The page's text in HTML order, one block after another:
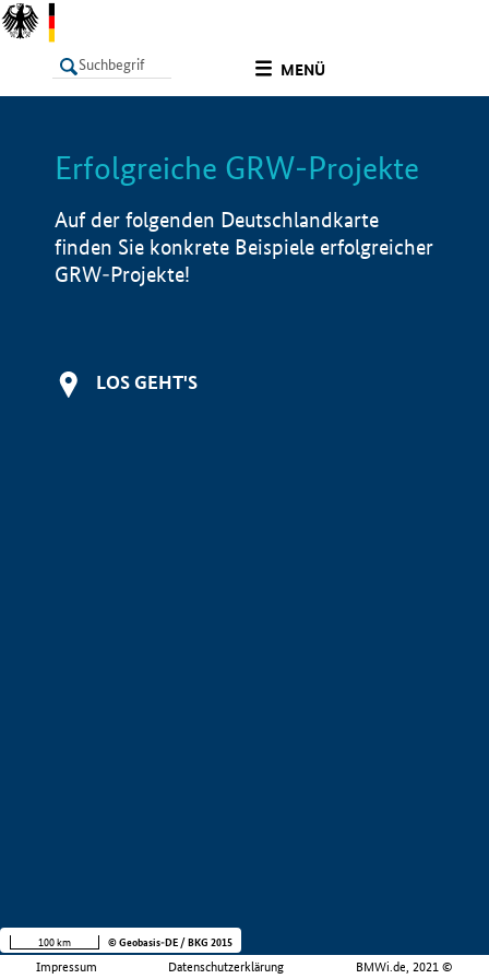
MENÜ
LISTE Info
Erfolgreiche GRW-Projekte
Auf der folgenden Deutschlandkarte
finden Sie konkrete Beispiele erfolgreicher
GRW-Projekte!
LOS GEHT'S
Impressum Datenschutzerklärung BMWi.de, 2021 ©
100 km © Geobasis-DE / BKG 2015